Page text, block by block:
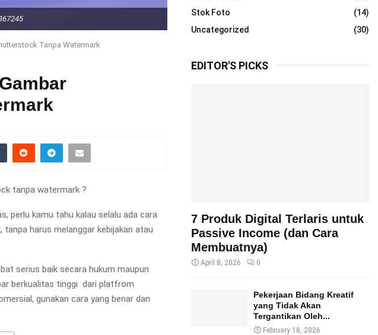
Tanpa Watermark
tanpa watermark ?
perlu kamu tahu kalau selalu ada cara
harus melanggar kebijakan atau
serius baik secara hukum maupun
berkualitas tinggi dari platfrom
gunakan cara yang benar dan
Stok Foto
(14)
Uncategorized
(30)
EDITOR'S PICKS
7 Produk Digital Terlaris untuk
Passive Income (dan Cara
Membuatnya)
April 8, 2026 0
Pekerjaan Bidang Kreatif
yang Tidak Akan
Tergantikan Oleh...
February 18, 2026